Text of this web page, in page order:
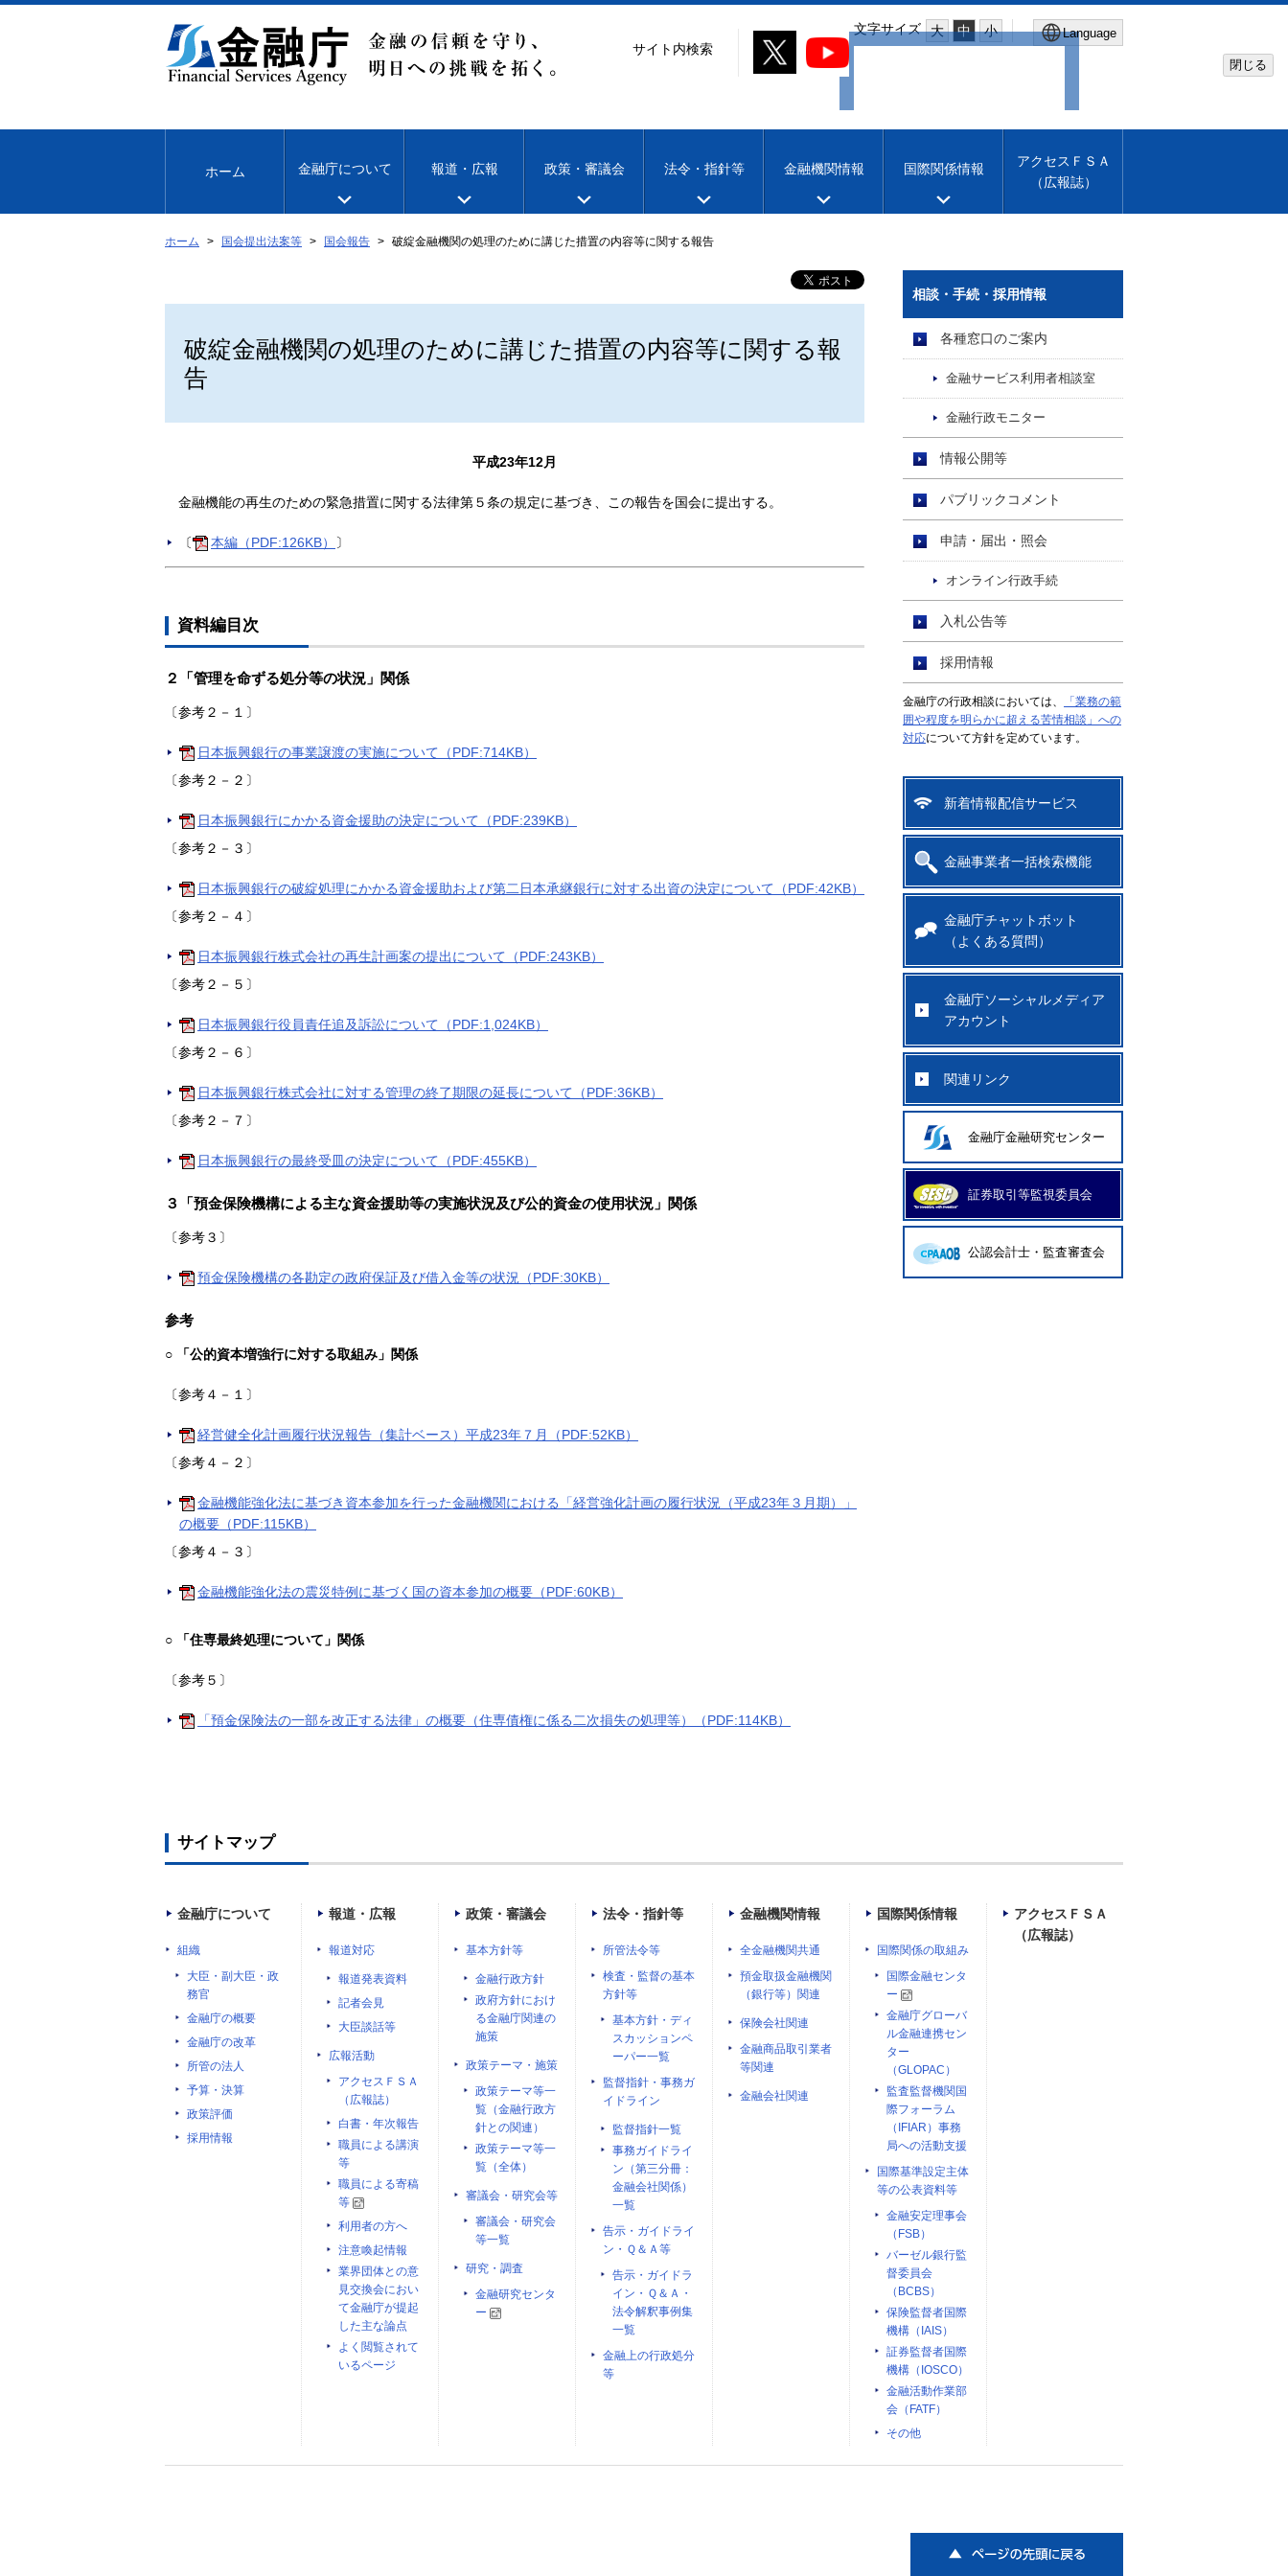
文
移
文字サイズ 大 中 小 Language
Machine translation
閉じる
サイト内検索
ホーム 金融庁について 報道・広報 政策・審議会 法令・指針等 金融機関情報 国際関係情報
アクセスＦＳＡ
（広報誌）
ホーム 国会提出法案等 国会報告 破綻金融機関の処理のために講じた措置の内容等に関する報告
破綻金融機関の処理のために講じた措置の内容等に関する報
告
平成23年12月
金融機能の再生のための緊急措置に関する法律第５条の規定に基づき、この報告を国会に提出する。
〔 本編（PDF:126KB） 〕
資料編目次
２「管理を命ずる処分等の状況」関係
〔参考２－１〕
日本振興銀行の事業譲渡の実施について（PDF:714KB）
〔参考２－２〕
日本振興銀行にかかる資金援助の決定について（PDF:239KB）
〔参考２－３〕
日本振興銀行の破綻処理にかかる資金援助および第二日本承継銀行に対する出資の決定について（PDF:42KB）
〔参考２－４〕
日本振興銀行株式会社の再生計画案の提出について（PDF:243KB）
〔参考２－５〕
日本振興銀行役員責任追及訴訟について（PDF:1,024KB）
〔参考２－６〕
日本振興銀行株式会社に対する管理の終了期限の延長について（PDF:36KB）
〔参考２－７〕
日本振興銀行の最終受皿の決定について（PDF:455KB）
３「預金保険機構による主な資金援助等の実施状況及び公的資金の使用状況」関係
〔参考３〕
預金保険機構の各勘定の政府保証及び借入金等の状況（PDF:30KB）
参考
○ 「公的資本増強行に対する取組み」関係
〔参考４－１〕
経営健全化計画履行状況報告（集計ベース）平成23年７月（PDF:52KB）
〔参考４－２〕
金融機能強化法に基づき資本参加を行った金融機関における「経営強化計画の履行状況（平成23年３月期）」
の概要（PDF:115KB）
〔参考４－３〕
金融機能強化法の震災特例に基づく国の資本参加の概要（PDF:60KB）
○ 「住専最終処理について」関係
〔参考５〕
「預金保険法の一部を改正する法律」の概要（住専債権に係る二次損失の処理等）（PDF:114KB）
相談・手続・採用情報
各種窓口のご案内
金融サービス利用者相談室
金融行政モニター
情報公開等
パブリックコメント
申請・届出・照会
オンライン行政手続
入札公告等
採用情報
金融庁の行政相談においては、
「業務の範
囲や程度を明らかに超える苦情相談」への
対応について方針を定めています。
新着情報配信サービス
金融事業者一括検索機能
金融庁チャットボット
（よくある質問）
金融庁ソーシャルメディア
アカウント
関連リンク
金融庁金融研究センター
証券取引等監視委員会
公認会計士・監査審査会
サイトマップ
金融庁について
組織
大臣・副大臣・政
務官
金融庁の概要
金融庁の改革
所管の法人
予算・決算
政策評価
採用情報
報道・広報
報道対応
報道発表資料
記者会見
大臣談話等
広報活動
アクセスＦＳＡ
（広報誌）
白書・年次報告
職員による講演
等
職員による寄稿
等
利用者の方へ
注意喚起情報
業界団体との意
見交換会におい
て金融庁が提起
した主な論点
よく閲覧されて
いるページ
政策・審議会
基本方針等
金融行政方針
政府方針におけ
る金融庁関連の
施策
政策テーマ・施策
政策テーマ等一
覧（金融行政方
針との関連）
政策テーマ等一
覧（全体）
審議会・研究会等
審議会・研究会
等一覧
研究・調査
金融研究センタ
ー
法令・指針等
所管法令等
検査・監督の基本
方針等
基本方針・ディ
スカッションペ
ーパー一覧
監督指針・事務ガ
イドライン
監督指針一覧
事務ガイドライ
ン（第三分冊：
金融会社関係）
一覧
告示・ガイドライ
ン・Ｑ＆Ａ等
告示・ガイドラ
イン・Ｑ＆Ａ・
法令解釈事例集
一覧
金融上の行政処分
等
金融機関情報
全金融機関共通
預金取扱金融機関
（銀行等）関連
保険会社関連
金融商品取引業者
等関連
金融会社関連
国際関係情報
国際関係の取組み
国際金融センタ
ー
金融庁グローバ
ル金融連携セン
ター
（GLOPAC）
監査監督機関国
際フォーラム
（IFIAR）事務
局への活動支援
国際基準設定主体
等の公表資料等
金融安定理事会
（FSB）
バーゼル銀行監
督委員会
（BCBS）
保険監督者国際
機構（IAIS）
証券監督者国際
機構（IOSCO）
金融活動作業部
会（FATF）
その他
アクセスＦＳＡ
（広報誌）